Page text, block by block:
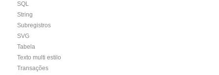
SQL
String
Subregistros
SVG
Tabela
Texto multi estilo
Transações